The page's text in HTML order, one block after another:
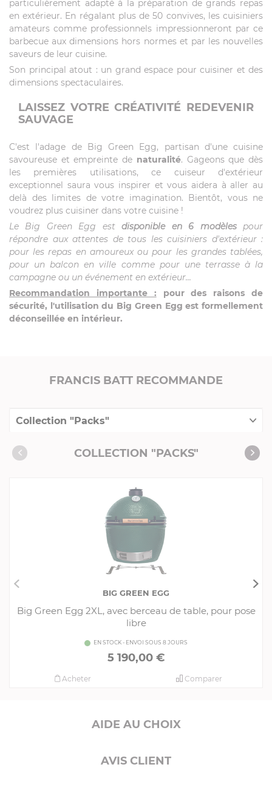
particulièrement adapté à la préparation de grands repas
en extérieur. En régalant plus de 50 convives, les cuisiniers
amateurs comme professionnels impressionneront par ce
barbecue aux dimensions hors normes et par les nouvelles
saveurs de leur cuisine.
Son principal atout : un grand espace pour cuisiner et des
dimensions spectaculaires.
LAISSEZ VOTRE CRÉATIVITÉ REDEVENIR
SAUVAGE
C'est l'adage de Big Green Egg, partisan d'une cuisine
savoureuse et empreinte de naturalité. Gageons que dès
les premières utilisations, ce cuiseur d'extérieur
exceptionnel saura vous inspirer et vous aidera à aller au
delà des limites de votre imagination. Bientôt, vous ne
voudrez plus cuisiner dans votre cuisine !
Le Big Green Egg estdisponible en 6 modèlespour
répondre aux attentes de tous les cuisiniers d'extérieur :
pour les repas en amoureux ou pour les grandes tablées,
pour un balcon en ville comme pour une terrasse à la
campagne ou un événement en extérieur...
Recommandation importante : pour des raisons de
sécurité, l'utilisation du Big Green Egg est formellement
déconseillée en intérieur.
FRANCIS BATT RECOMMANDE
Collection "Packs"
Accessoires complémentaires
COLLECTION "PACKS"
BIG GREEN EGG
Big Green Egg 2XL, avec berceau de table, pour pose
libre
EN STOCK - ENVOI SOUS 8 JOURS
5 190,00 €
Comparer
Acheter
AIDE AU CHOIX
AVIS CLIENT